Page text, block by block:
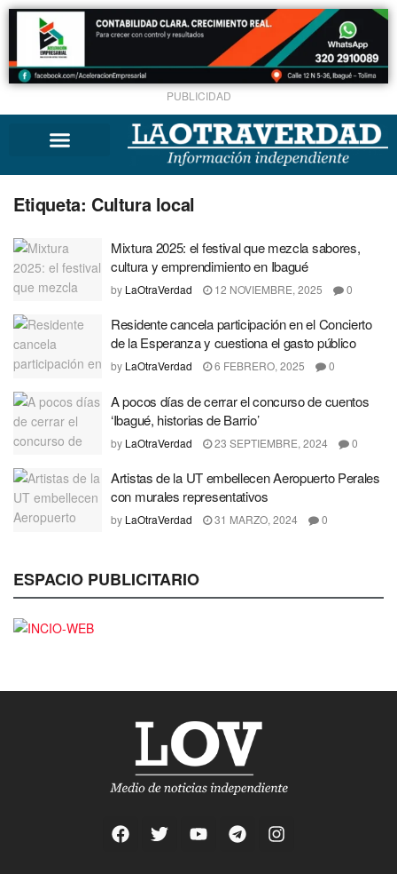
PUBLICIDAD
Etiqueta: Cultura local
Mixtura 2025: el festival que mezcla sabores,
cultura y emprendimiento en Ibagué
by LaOtraVerdad 12 NOVIEMBRE, 2025 0
Residente cancela participación en el Concierto
de la Esperanza y cuestiona el gasto público
by LaOtraVerdad 6 FEBRERO, 2025 0
A pocos días de cerrar el concurso de cuentos
‘Ibagué, historias de Barrio’
by LaOtraVerdad 23 SEPTIEMBRE, 2024 0
Artistas de la UT embellecen Aeropuerto Perales
con murales representativos
by LaOtraVerdad 31 MARZO, 2024 0
ESPACIO PUBLICITARIO